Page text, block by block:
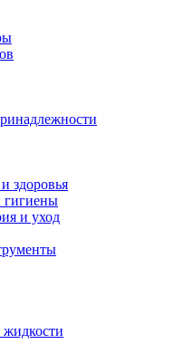
здоровья
гигиены
и уход
жидкости